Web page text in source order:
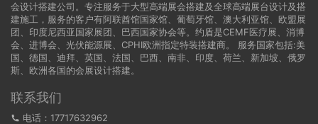
会设计搭建公司。专注服务于大型高端展会搭建及全球高端展台设计及搭
建施工，服务的客户有阿联酋馆国家馆、葡萄牙馆、澳大利亚馆、欧盟展
团、印度尼西亚国家展团、巴西国家协会等。约盾是CEMF医疗展、消博
会、进博会、光伏能源展、CPHI欧洲指定特装搭建商。 服务国家包括:美
国
德国 、迪拜、英国、法国、巴西、南非、印度、荷兰、新加坡、俄罗
斯、欧洲各国的会展设计搭建。
联系我们
电话：17717632962